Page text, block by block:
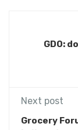
GDO:
Next post
Grocery